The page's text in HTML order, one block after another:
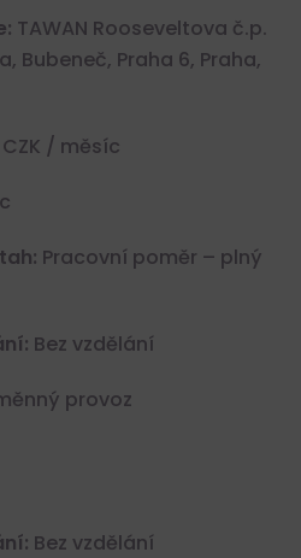
TAWAN Rooseveltova č.p.
Bubeneč, Praha 6, Praha,
/ měsíc
Pracovní poměr – plný
Bez vzdělání
provoz
Bez vzdělání